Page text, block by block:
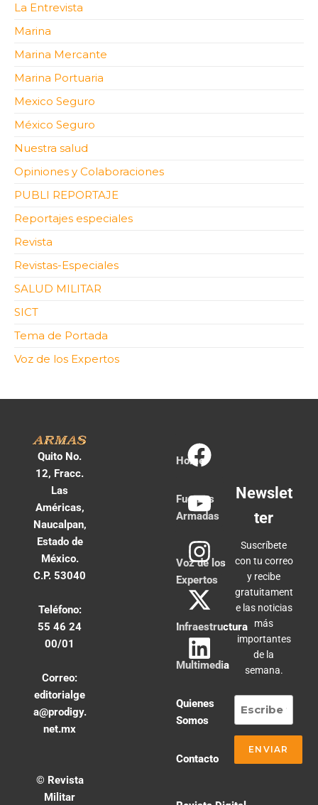
La Entrevista
Marina
Marina Mercante
Marina Portuaria
Mexico Seguro
México Seguro
Nuestra salud
Opiniones y Colaboraciones
PUBLI REPORTAJE
Reportajes especiales
Revista
Revistas-Especiales
SALUD MILITAR
SICT
Tema de Portada
Voz de los Expertos
Quito No.
12, Fracc.
Las
Américas,
Naucalpan,
Estado de
México.
C.P. 53040
Teléfono:
55 46 24
00/01
Correo:
editorialge
a@prodigy.
net.mx
© Revista
Militar
Home
Fuerzas
Armadas
Voz de los
Expertos
Infraestructura
Multimedia
Quienes
Somos
Contacto
Newslet
ter
Suscríbete
con tu correo
y recibe
gratuitament
e las noticias
más
importantes
de la
semana.